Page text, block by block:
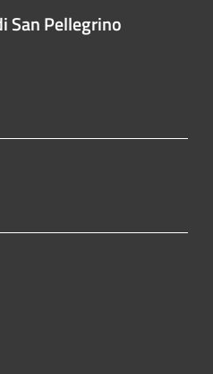
San Pellegrino